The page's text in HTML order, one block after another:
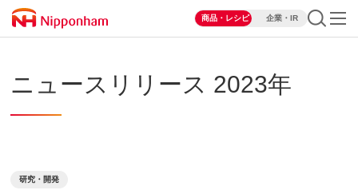
商品・レシピ 企業・IR
ニュースリリース 2023年
研究・開発